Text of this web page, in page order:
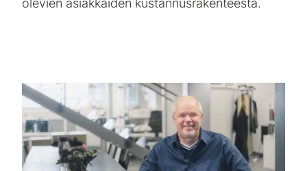
olevien asiakkaiden kustannusrakenteesta.